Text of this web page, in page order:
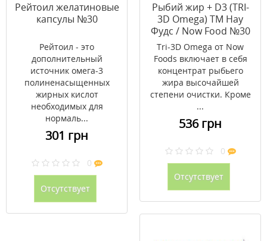
Рейтоил желатиновые
капсулы №30
Рейтоил - это
дополнительный
источник омега-3
полиненасыщенных
жирных кислот
необходимых для
нормаль...
301 грн
0
Отсутствует
Рыбий жир + D3 (TRI-
3D Omega) ТМ Нау
Фудс / Now Food №30
(19111686)
Tri-3D Omega от Now
Foods включает в себя
концентрат рыбьего
жира высочайшей
степени очистки. Кроме
...
536 грн
0
Отсутствует